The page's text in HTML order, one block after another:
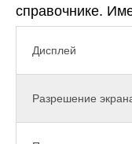
справочнике.
Дисплей
Разрешение